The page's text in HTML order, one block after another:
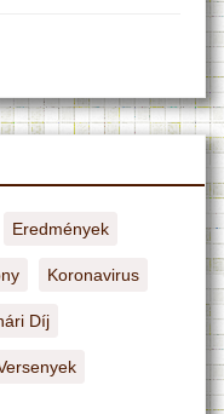
Eredmények
Koronavirus
Díj